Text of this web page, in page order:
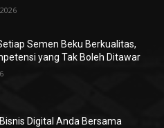
Semen Beku Berkualitas,
yang Tak Boleh Ditawar
Digital Anda Bersama